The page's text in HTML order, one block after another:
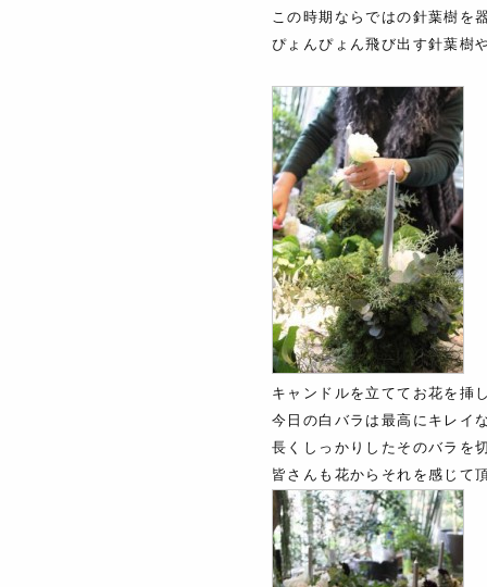
この時期ならではの針葉樹を
ぴょんぴょん飛び出す針葉樹
キャンドルを立ててお花を挿
今日の白バラは最高にキレイ
長くしっかりしたそのバラを
皆さんも花からそれを感じて